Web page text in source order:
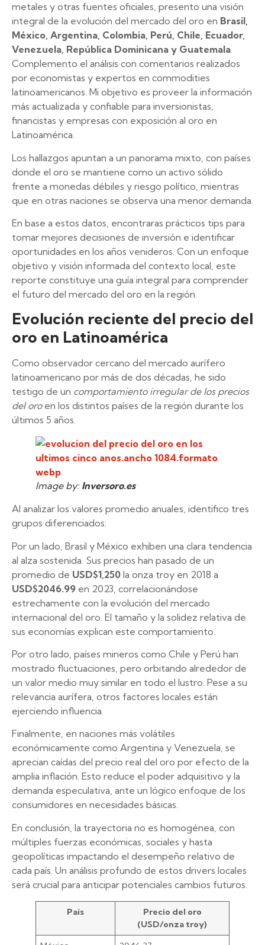
metales y otras fuentes oficiales, presento una visión
integral de la evolución del mercado del oro en Brasil,
México, Argentina, Colombia, Perú, Chile, Ecuador,
Venezuela, República Dominicana y Guatemala.
Complemento el análisis con comentarios realizados
por economistas y expertos en commodities
latinoamericanos. Mi objetivo es proveer la información
más actualizada y confiable para inversionistas,
financistas y empresas con exposición al oro en
Latinoamérica.
Los hallazgos apuntan a un panorama mixto, con países
donde el oro se mantiene como un activo sólido
frente a monedas débiles y riesgo político, mientras
que en otras naciones se observa una menor demanda.
En base a estos datos, encontraras prácticos tips para
tomar mejores decisiones de inversión e identificar
oportunidades en los años venideros. Con un enfoque
objetivo y visión informada del contexto local, este
reporte constituye una guía integral para comprender
el futuro del mercado del oro en la región.
Evolución reciente del precio del
oro en Latinoamérica
Como observador cercano del mercado aurífero
latinoamericano por más de dos décadas, he sido
testigo de un comportamiento irregular de los precios
del oroen los distintos países de la región durante los
últimos 5 años.
Image by:Inversoro.es
Al analizar los valores promedio anuales, identifico tres
grupos diferenciados:
Por un lado, Brasil y México exhiben una clara tendencia
al alza sostenida. Sus precios han pasado de un
promedio de USD$1,250 la onza troy en 2018 a
USD$2046.99 en 2023, correlacionándose
estrechamente con la evolución del mercado
internacional del oro. El tamaño y la solidez relativa de
sus economías explican este comportamiento.
Por otro lado, países mineros como Chile y Perú han
mostrado fluctuaciones, pero orbitando alrededor de
un valor medio muy similar en todo el lustro. Pese a su
relevancia aurífera, otros factores locales están
ejerciendo influencia.
Finalmente, en naciones más volátiles
económicamente como Argentina y Venezuela, se
aprecian caídas del precio real del oro por efecto de la
amplia inflación. Esto reduce el poder adquisitivo y la
demanda especulativa, ante un lógico enfoque de los
consumidores en necesidades básicas.
En conclusión, la trayectoria no es homogénea, con
múltiples fuerzas económicas, sociales y hasta
geopolíticas impactando el desempeño relativo de
cada país. Un análisis profundo de estos drivers locales
será crucial para anticipar potenciales cambios futuros.
País
Precio del oro
(USD/onza troy)